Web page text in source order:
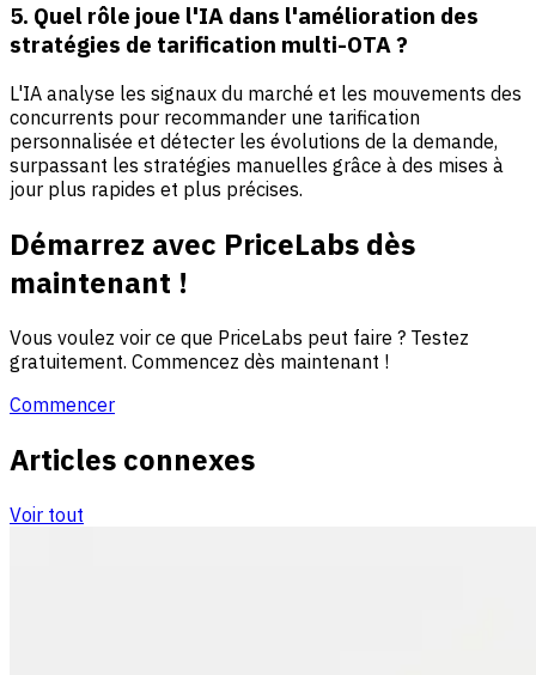
5. Quel rôle joue l'IA dans l'amélioration des
stratégies de tarification multi-OTA ?
L'IA analyse les signaux du marché et les mouvements des
concurrents pour recommander une tarification
personnalisée et détecter les évolutions de la demande,
surpassant les stratégies manuelles grâce à des mises à
jour plus rapides et plus précises.
Démarrez avec PriceLabs dès
maintenant !
Vous voulez voir ce que PriceLabs peut faire ? Testez
gratuitement. Commencez dès maintenant !
Commencer
Articles connexes
Voir tout